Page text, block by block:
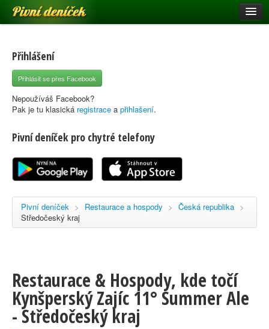
Pivní deníček
Pivní mapa
Pivní značky
Nápověda
Registrace
Přihlášení
Přihlásit se přes Facebook
Nepoužíváš Facebook?
Pak je tu klasická registrace a přihlašení.
Pivní deníček pro chytré telefony
Pivní deníček > Restaurace a hospody > Česká republika >
Středočeský kraj
Restaurace & Hospody, kde točí
Kynšperský Zajíc 11° Summer Ale
- Středočeský kraj